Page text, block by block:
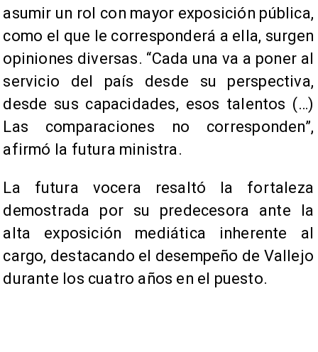
asumir un rol con mayor exposición pública,
como el que le corresponderá a ella, surgen
opiniones diversas. “Cada una va a poner al
servicio del país desde su perspectiva,
desde sus capacidades, esos talentos (…)
Las comparaciones no corresponden”,
afirmó la futura ministra.
La futura vocera resaltó la fortaleza
demostrada por su predecesora ante la
alta exposición mediática inherente al
cargo, destacando el desempeño de Vallejo
durante los cuatro años en el puesto.